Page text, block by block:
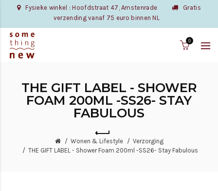
Fysieke winkel : Hoofdstraat 47, Amstenrade
Gratis
verzending vanaf 75 euro binnen NL
0
THE GIFT LABEL - SHOWER
FOAM 200ML -SS26- STAY
FABULOUS
Wonen & Lifestyle
Verzorging
THE GIFT LABEL - Shower Foam 200ml -SS26- Stay Fabulous